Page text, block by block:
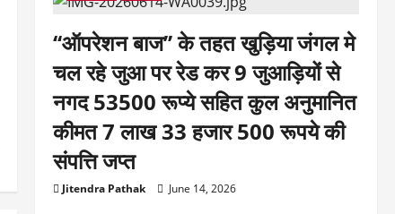
‘‘ऑपरेशन बाज’’ के तहत खुड़िया जंगल मे
चल रहे जुआ पर रेड कर 9 जुआड़ियों से
नगद 53500 रूप्ये सहित कुल अनुमानित
कीमत 7 लाख 33 हजार 500 रूपये की
संपत्ति जप्त
Jitendra Pathak June 14, 2026